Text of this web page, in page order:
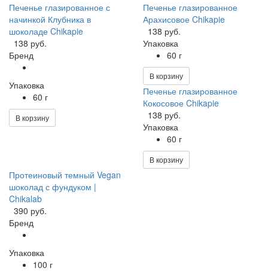
Печенье глазированное с
начинкой Клубника в
шоколаде Chikapie
138 руб.
Бренд
Упаковка
60 г
В корзину
Печенье глазированное
Арахисовое Chikapie
138 руб.
Упаковка
60 г
В корзину
Печенье глазированное
Кокосовое Chikapie
138 руб.
Упаковка
60 г
В корзину
Протеиновый темный Vegan
шоколад с фундуком |
Chikalab
390 руб.
Бренд
Упаковка
100 г